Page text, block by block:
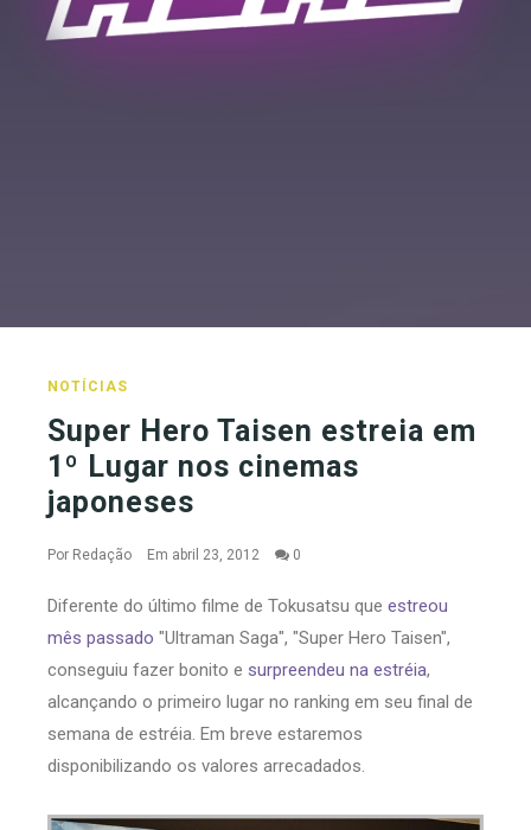
NOTÍCIAS
Super Hero Taisen estreia em
1º Lugar nos cinemas
japoneses
Por Redação Em abril 23, 2012 0
Diferente do último filme de Tokusatsu que estreou
mês passado "Ultraman Saga", "Super Hero Taisen",
conseguiu fazer bonito e surpreendeu na estréia,
alcançando o primeiro lugar no ranking em seu final de
semana de estréia. Em breve estaremos
disponibilizando os valores arrecadados.